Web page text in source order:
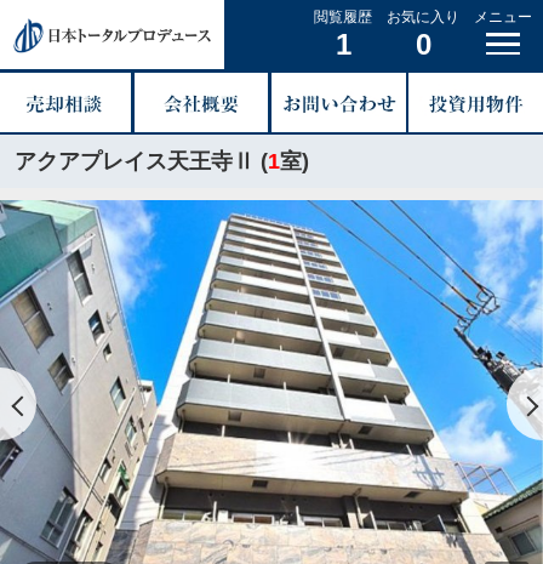
閲覧履歴
1
お気に入り
0
メニュー
アクアプレイス天王寺Ⅱ (1室)